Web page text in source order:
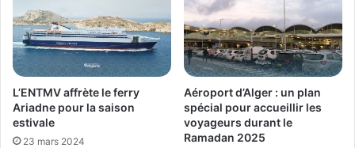
L’ENTMV affrète le ferry
Ariadne pour la saison
estivale
23 mars 2024
Aéroport d’Alger : un plan
spécial pour accueillir les
voyageurs durant le
Ramadan 2025